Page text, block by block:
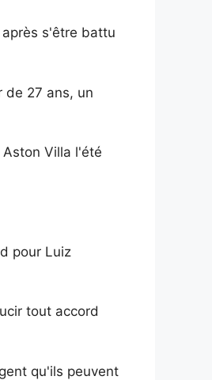
s'être battu
de 27 ans, un
Villa l'été
pour Luiz
tout accord
qu'ils peuvent